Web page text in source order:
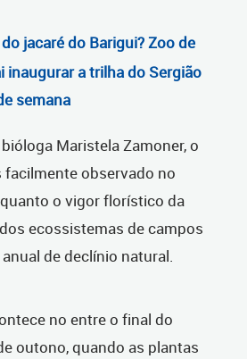
jacaré do Barigui? Zoo de
inaugurar a trilha do Sergião
semana
Maristela Zamoner, o
observado no
o vigor florístico da
ecossistemas de campos
de declínio natural.
no entre o final do
outono, quando as plantas